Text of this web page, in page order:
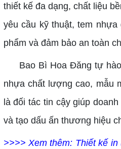
thiết kế đa dạng, chất liệu
yêu cầu kỹ thuật, tem
phẩm và đảm bảo an toàn
Bao Bì Hoa Đăng tự hào
nhựa chất lượng cao, mẫu
là đối tác tin cậy giúp
và tạo dấu ấn thương hiệu
>>>> Xem thêm: Thiết kế in